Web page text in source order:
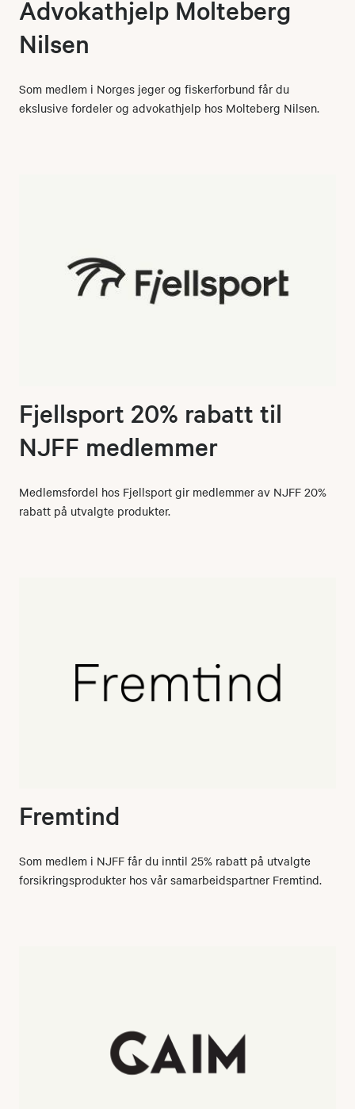
Advokathjelp Molteberg
Nilsen
Som medlem i Norges jeger og fiskerforbund får du
ekslusive fordeler og advokathjelp hos Molteberg Nilsen.
Fjellsport 20% rabatt til
NJFF medlemmer
Medlemsfordel hos Fjellsport gir medlemmer av NJFF 20%
rabatt på utvalgte produkter.
Fremtind
Som medlem i NJFF får du inntil 25% rabatt på utvalgte
forsikringsprodukter hos vår samarbeidspartner Fremtind.